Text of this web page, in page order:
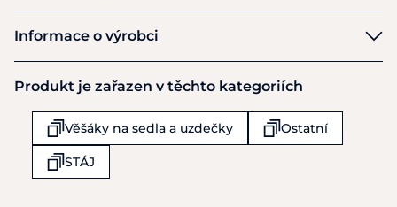
Kerbl
Informace o výrobci
Kerbl Albert
Felizenzell 9 Postfach 54
Buchbach
Německo
Produkt je zařazen v těchto kategoriích
Věšáky na sedla a uzdečky Ostatní
STÁJ